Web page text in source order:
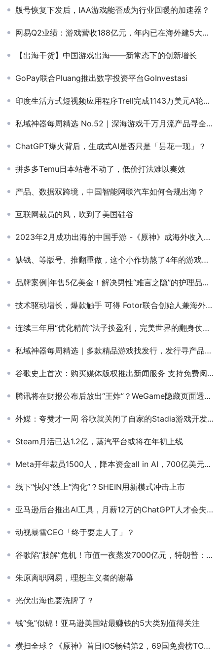
版号恢复下发后，IAA游戏能否成为行业回暖的加速器？
网易Q2业绩：游戏营收188亿元，年内已在海外建5大游戏工作室
【出海干货】中国游戏出海——新常态下的创新增长
GoPay联合Pluang推出数字投资平台GoInvestasi
印度生活方式短视频应用程序Trell完成1143万美元A轮融资
私域神器每周精选 No.52｜深海游戏千万月流产品寻全球发行 多款精品项目寻代投、支付
ChatGPT爆火背后，生成式AI是否只是「昙花一现」？
拼多多Temu日本站卷不动了，低价打法难以奏效
产品、数据双跨境，中国智能网联汽车如何合规出海？
互联网裁员的风，吹到了美国硅谷
2023年2月成功出海的中国手游 -《原神》成海外收入和增长双料冠军，多款MMORPG新游海外收入增长亮眼
缺钱、等版号、推翻重做，这个小作坊熬了4年的游戏终于上线
品牌案例|年售5亿美金！解决男性“难言之隐”的护理品牌Hims在北美杀疯了
技术驱动增长，爆款触手 可得 Fotor联合创始人兼海外业务部负责人 张家俊出席2021PAGC产品与增长大会
连续三年用“优化精简”法子换盈利，完美世界的翻身仗赢了吗
私域神器每周精选｜多款精品游戏找发行，发行寻产品、投资产品团队合作(第7期)
谷歌史上首次：购买媒体版权推出新闻服务 支持免费阅读付费文章
腾讯将在财报公布后放出“王炸”？WeGame隐藏页面透露7款大作有新动态
外媒：夸赞才一周 谷歌就关闭了自家的Stadia游戏开发工作室
Steam月活已达1.2亿，蒸汽平台或将在年初上线
Meta开年裁员1500人，降本资金all in AI，700亿美元巨额亏损致其“元宇宙”梦碎？
线下“快闪”线上“淘化”？SHEIN用新模式冲击上市
亚马逊后台推出AI工具，月薪12万的ChatGPT人才会失业？
动视暴雪CEO「终于要走人了」？
谷歌陷“肢解”危机！市值一夜蒸发7000亿元，特朗普：不会拆分谷歌
朱原离职网易，理想主义者的谢幕
光伏出海也要洗牌了？
钱“兔”似锦！亚马逊美国站最赚钱的5大类别值得关注
横扫全球？《原神》首日iOS畅销第2，69国免费榜TOP10